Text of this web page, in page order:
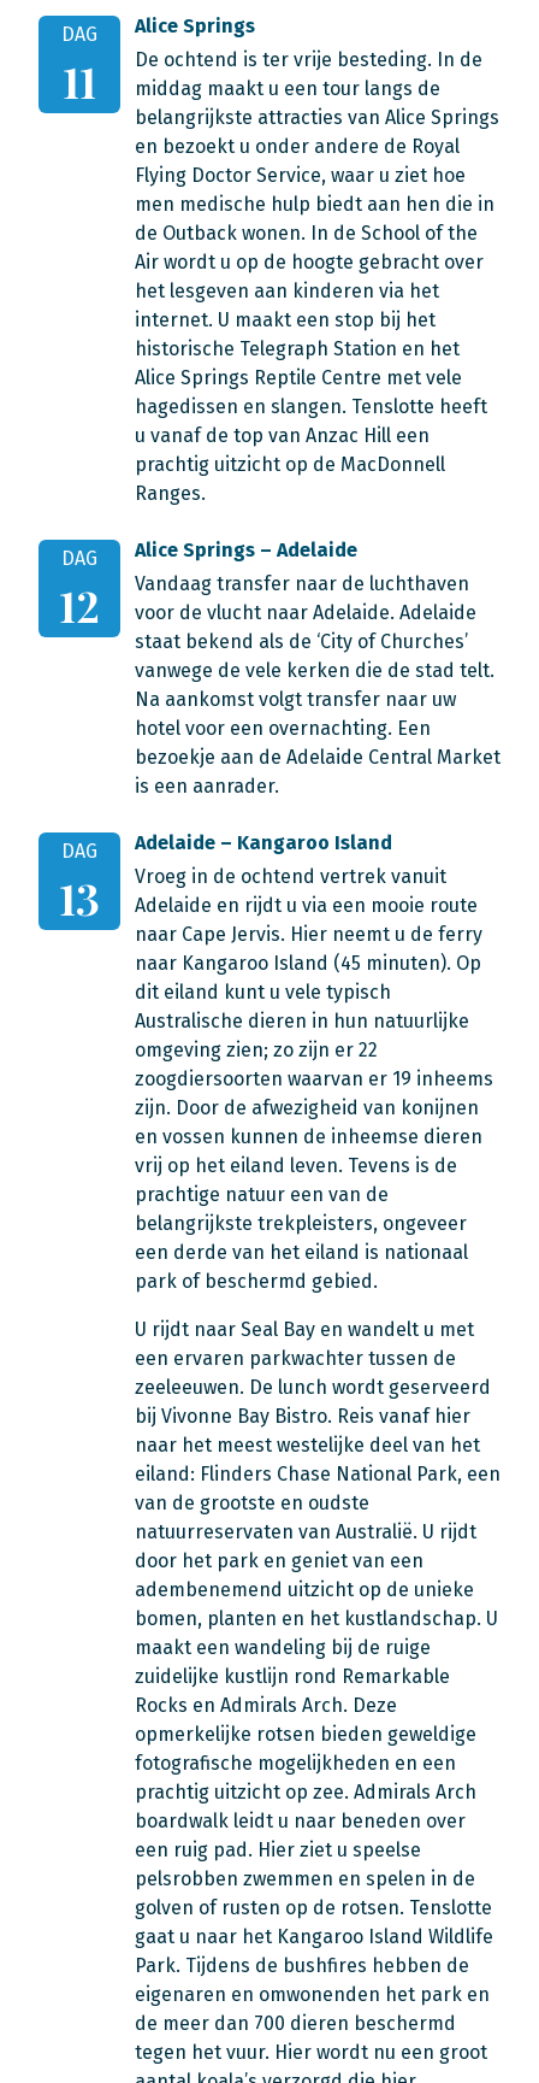
DAG
11
Alice Springs
De ochtend is ter vrije besteding. In de
middag maakt u een tour langs de
belangrijkste attracties van Alice Springs
en bezoekt u onder andere de Royal
Flying Doctor Service, waar u ziet hoe
men medische hulp biedt aan hen die in
de Outback wonen. In de School of the
Air wordt u op de hoogte gebracht over
het lesgeven aan kinderen via het
internet. U maakt een stop bij het
historische Telegraph Station en het
Alice Springs Reptile Centre met vele
hagedissen en slangen. Tenslotte heeft
u vanaf de top van Anzac Hill een
prachtig uitzicht op de MacDonnell
Ranges.
DAG
12
Alice Springs – Adelaide
Vandaag transfer naar de luchthaven
voor de vlucht naar Adelaide. Adelaide
staat bekend als de ‘City of Churches’
vanwege de vele kerken die de stad telt.
Na aankomst volgt transfer naar uw
hotel voor een overnachting. Een
bezoekje aan de Adelaide Central Market
is een aanrader.
DAG
13
Adelaide – Kangaroo Island
Vroeg in de ochtend vertrek vanuit
Adelaide en rijdt u via een mooie route
naar Cape Jervis. Hier neemt u de ferry
naar Kangaroo Island (45 minuten). Op
dit eiland kunt u vele typisch
Australische dieren in hun natuurlijke
omgeving zien; zo zijn er 22
zoogdiersoorten waarvan er 19 inheems
zijn. Door de afwezigheid van konijnen
en vossen kunnen de inheemse dieren
vrij op het eiland leven. Tevens is de
prachtige natuur een van de
belangrijkste trekpleisters, ongeveer
een derde van het eiland is nationaal
park of beschermd gebied.
U rijdt naar Seal Bay en wandelt u met
een ervaren parkwachter tussen de
zeeleeuwen. De lunch wordt geserveerd
bij Vivonne Bay Bistro. Reis vanaf hier
naar het meest westelijke deel van het
eiland: Flinders Chase National Park, een
van de grootste en oudste
natuurreservaten van Australië. U rijdt
door het park en geniet van een
adembenemend uitzicht op de unieke
bomen, planten en het kustlandschap. U
maakt een wandeling bij de ruige
zuidelijke kustlijn rond Remarkable
Rocks en Admirals Arch. Deze
opmerkelijke rotsen bieden geweldige
fotografische mogelijkheden en een
prachtig uitzicht op zee. Admirals Arch
boardwalk leidt u naar beneden over
een ruig pad. Hier ziet u speelse
pelsrobben zwemmen en spelen in de
golven of rusten op de rotsen. Tenslotte
gaat u naar het Kangaroo Island Wildlife
Park. Tijdens de bushfires hebben de
eigenaren en omwonenden het park en
de meer dan 700 dieren beschermd
tegen het vuur. Hier wordt nu een groot